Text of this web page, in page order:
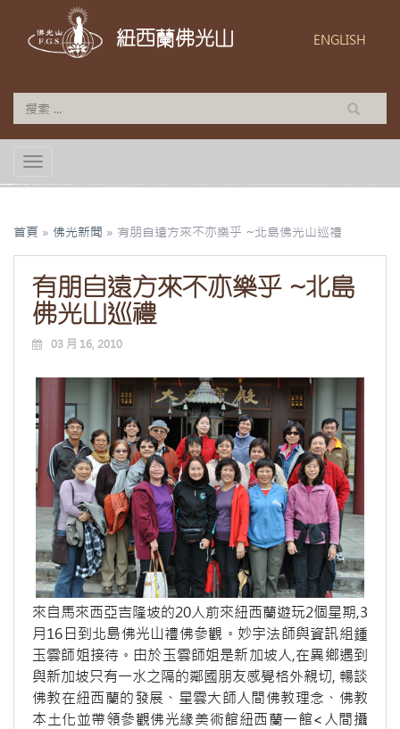
紐西蘭佛光山 ENGLISH
TOGGLE NAVIGATION
首頁 » 佛光新聞 » 有朋自遠方來不亦樂乎 ~北島佛光山巡禮
有朋自遠方來不亦樂乎 ~北島
佛光山巡禮
03 月 16, 2010
來自馬來西亞吉隆坡的20人前來紐西蘭遊玩2個星期,3
月16日到北島佛光山禮佛參觀。妙宇法師與資訊組鍾
玉雲師姐接待。由於玉雲師姐是新加坡人,在異鄉遇到
與新加坡只有一水之隔的鄰國朋友感覺格外親切, 暢談
佛教在紐西蘭的發展、星雲大師人間佛教理念、佛教
本土化並帶領參觀佛光緣美術館紐西蘭一館<人間攝